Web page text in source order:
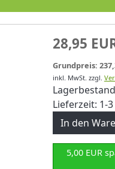
28,95
Grundpreis:
inkl. MwSt. zzgl.
Lieferzeit: 1-
5,00 EUR